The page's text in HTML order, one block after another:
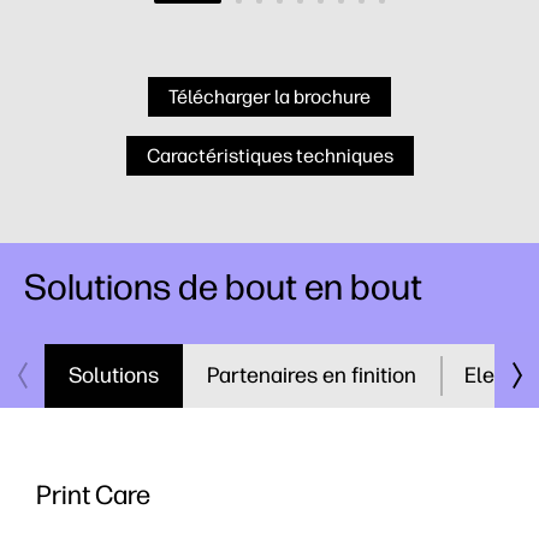
Télécharger la brochure
Caractéristiques techniques
Solutions de bout en bout
Solutions Partenaires en finition
Print Care